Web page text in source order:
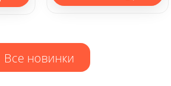
Все новинки